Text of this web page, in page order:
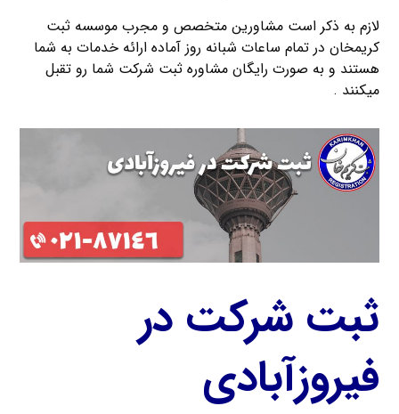
لازم به ذکر است مشاورین متخصص و مجرب موسسه ثبت
کریمخان در تمام ساعات شبانه روز آماده ارائه خدمات به شما
هستند و به صورت رایگان مشاوره ثبت شرکت شما رو تقبل
میکنند .
ثبت شرکت در
فیروزآبادی